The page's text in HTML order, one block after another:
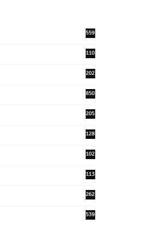
559
110
202
850
205
128
102
113
262
539